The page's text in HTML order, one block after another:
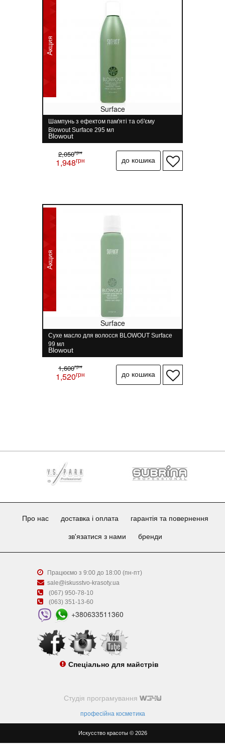
Акция
Surface
Шампунь з ефектом пам'яті та об'єму
Blowout Surface 295 мл
Blowout
2,050грн
1,948грн
Акция
Surface
Сухе масло для волосся BLOWOUT Surface
99 мл
Blowout
1,600грн
1,520грн
Про нас доставка і оплата гарантія та повернення
зв'язатися з нами бренди
Працюємо з 9:00 до 18:00 (пн-пт)
sale@iskusstvo-krasoty.ua
(067) 950-78-10
(063) 351-13-60
+380633511360
Спеціально для майстрів
Студія програмування
професійна косметика
Искусство красоты © 2026